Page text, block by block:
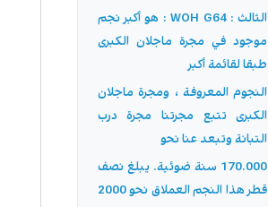
الثالث : WOH G64 : هو أكبر نجم
موجود في مجرة ماجلان الكبرى
طبقا لقائمة أكبر
النجوم المعروفة ، ومجرة ماجلان
الكبرى تتبع مجرتنا مجرة درب
التبانة وتبعد عنا نحو
170.000 سنة ضوئية. يبلغ نصف
قطر هذا النجم العملاق نحو 2000